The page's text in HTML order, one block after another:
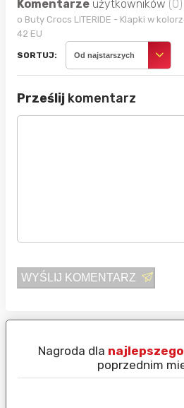
Komentarze użytkowników (0)
o Buty Crocs LITERIDE - Klapki w
42 EU
SORTUJ: Od najstarszych
Prześlij komentarz
WYŚLIJ KOMENTARZ
Nagroda dla
poprzednim